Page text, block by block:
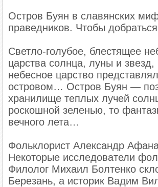
Остров Буян в славянских
праведников. Чтобы
Светло-голубое, блестящее
царства солнца, луны и
небесное царство
островом… Остров Буян —
хранилище теплых лучей
роскошной зеленью, то
вечного лета…
Фольклорист Александр
Некоторые исследователи
Филолог Михаил Болтенко
Березань, а историк Вадим